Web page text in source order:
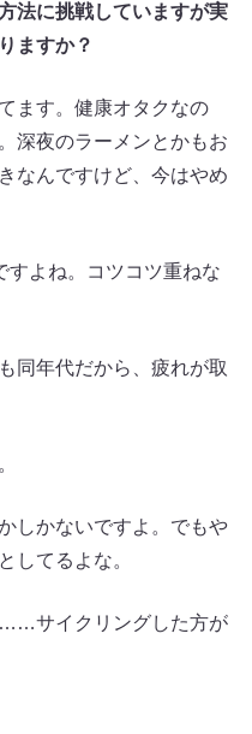
に挑戦していますが実
ますか？
ます。健康オタクなの
深夜のラーメンとかもお
なんですけど、今はやめ
すよね。コツコツ重ねな
同年代だから、疲れが取
しかないですよ。でもや
してるよな。
サイクリングした方が